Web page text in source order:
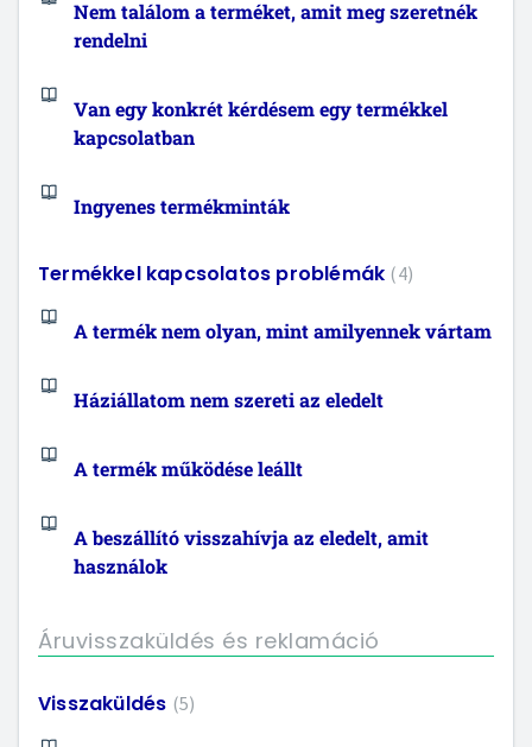
Nem találom a terméket, amit meg szeretnék
rendelni
Van egy konkrét kérdésem egy termékkel
kapcsolatban
Ingyenes termékminták
Termékkel kapcsolatos problémák 4
A termék nem olyan, mint amilyennek vártam
Háziállatom nem szereti az eledelt
A termék működése leállt
A beszállító visszahívja az eledelt, amit
használok
Áruvisszaküldés és reklamáció
Visszaküldés 5